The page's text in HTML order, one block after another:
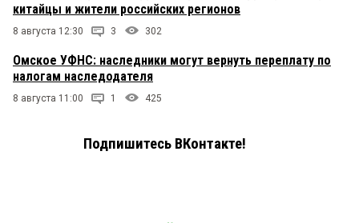
китайцы и жители российских регионов
8 августа 12:30 3 302
Омское УФНС: наследники могут вернуть переплату по
налогам наследодателя
8 августа 11:00 1 425
Подпишитесь ВКонтакте!